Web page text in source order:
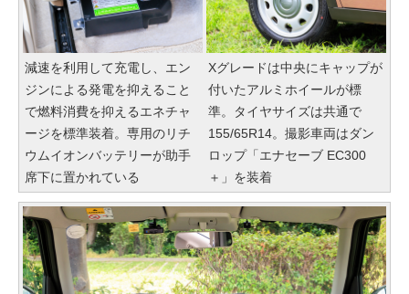
減速を利用して充電し、エン
ジンによる発電を抑えること
で燃料消費を抑えるエネチャ
ージを標準装着。専用のリチ
ウムイオンバッテリーが助手
席下に置かれている
Xグレードは中央にキャップが
付いたアルミホイールが標
準。タイヤサイズは共通で
155/65R14。撮影車両はダン
ロップ「エナセーブ EC300
＋」を装着